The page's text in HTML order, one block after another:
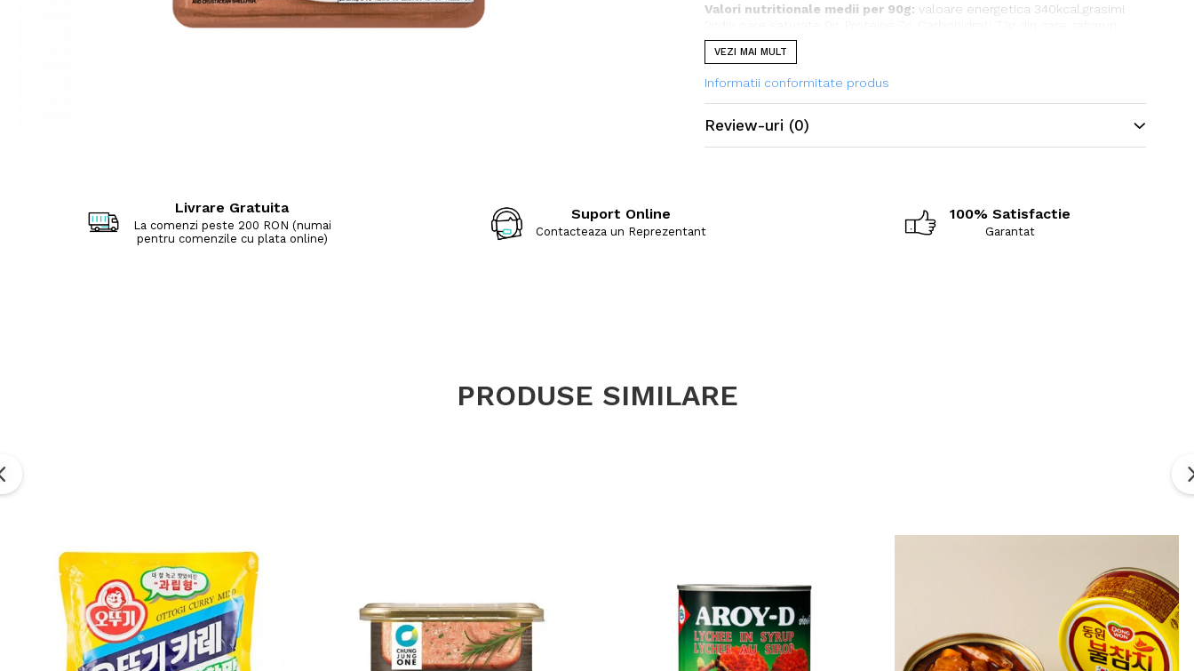
Valori nutritionale medii per 90g: valoare energetica 340kcal,grasimi
3g,sare 1880mg.
VEZI MAI MULT
Informatii conformitate produs
Review-uri (0)
Livrare Gratuita
La comenzi peste 200 RON (numai
pentru comenzile cu plata online)
Suport Online
Contacteaza un Reprezentant
100% Satisfactie
Garantat
PRODUSE SIMILARE